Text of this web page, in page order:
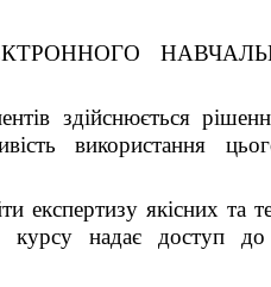
здійснюється
використання
експертизу якісних та
курсу надає доступ